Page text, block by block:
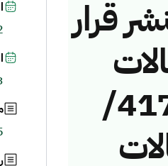
قرار
وتقنية المعلومات رقم (417411455/